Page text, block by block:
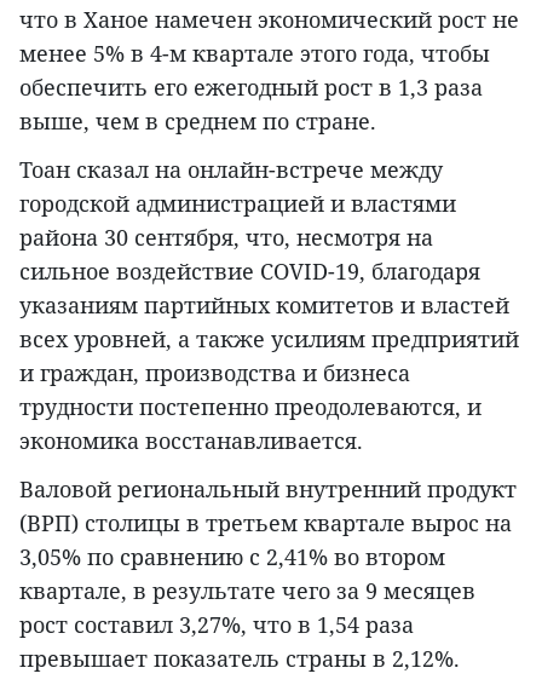
что в Ханое намечен экономический рост не
менее 5% в 4-м квартале этого года, чтобы
обеспечить его ежегодный рост в 1,3 раза
выше, чем в среднем по стране.
Тоан сказал на онлайн-встрече между
городской администрацией и властями
района 30 сентября, что, несмотря на
сильное воздействие COVID-19, благодаря
указаниям партийных комитетов и властей
всех уровней, а также усилиям предприятий
и граждан, производства и бизнеса
трудности постепенно преодолеваются, и
экономика восстанавливается.
Валовой региональный внутренний продукт
(ВРП) столицы в третьем квартале вырос на
3,05% по сравнению с 2,41% во втором
квартале, в результате чего за 9 месяцев
рост составил 3,27%, что в 1,54 раза
превышает показатель страны в 2,12%.